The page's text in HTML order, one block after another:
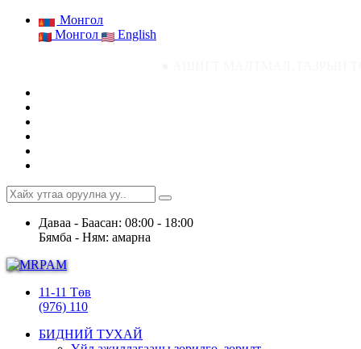
Монгол
Монгол
English
Даваа - Баасан: 08:00 - 18:00
Бямба - Ням: амарна
11-11 Төв
(976) 110
БИДНИЙ ТУХАЙ